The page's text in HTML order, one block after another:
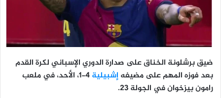
ضيق برشلونة الخناق على صدارة الدوري الإسباني لكرة القدم
بعد فوزه المهم على مضيفهإشبيلية
4-1، الأحد، في ملعب
رامون بيزخوان في الجولة 23.